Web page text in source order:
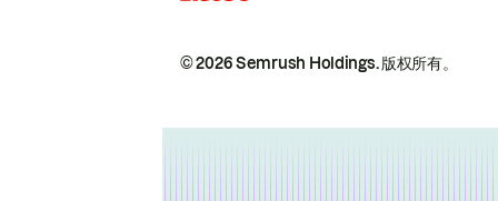
© 2026 Semrush Holdings.版权所有。